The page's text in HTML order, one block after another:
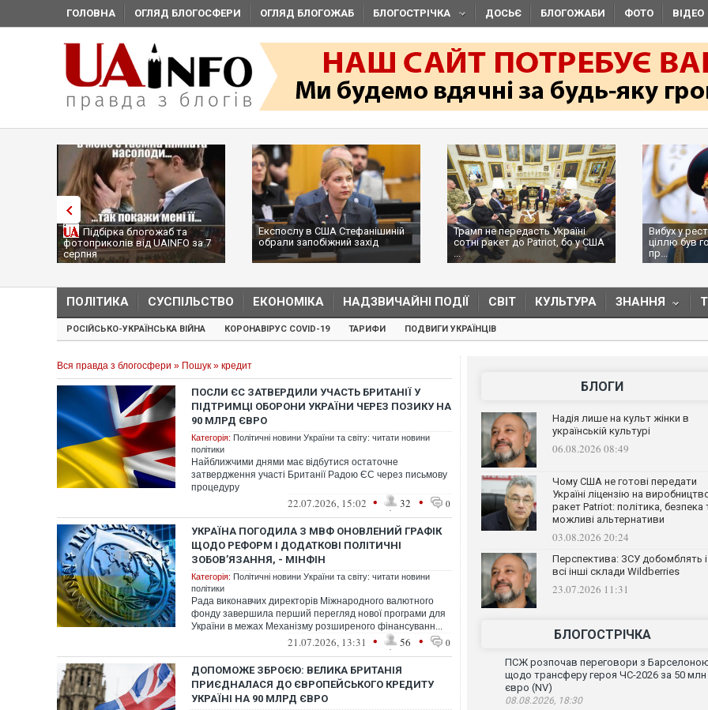
ГОЛОВНА ОГЛЯД БЛОГОСФЕРИ ОГЛЯД БЛОГОЖАБ БЛОГОСТРІЧКА ДОСЬЄ БЛОГОЖАБИ ФОТО ВІДЕО
Підбірка блогожаб та
фотоприколів від UAINFO за 7
серпня
Експослу в США Стефанішиній
обрали запобіжний захід
Трамп не передасть Україні
сотні ракет до Patriot, бо у США
...
Вибух у
ціллю був
пр...
ПОЛІТИКА СУСПІЛЬСТВО ЕКОНОМІКА НАДЗВИЧАЙНІ ПОДІЇ СВІТ КУЛЬТУРА ЗНАННЯ
РОСІЙСЬКО-УКРАЇНСЬКА ВІЙНА КОРОНАВІРУС COVID-19 ТАРИФИ ПОДВИГИ УКРАЇНЦІВ
Вся правда з блогосфери » Пошук » кредит
ПОСЛИ ЄС ЗАТВЕРДИЛИ УЧАСТЬ БРИТАНІЇ У
ПІДТРИМЦІ ОБОРОНИ УКРАЇНИ ЧЕРЕЗ ПОЗИКУ НА
90 МЛРД ЄВРО
Категорія: Політичні новини України та світу: читати новини
політики
Найближчими днями має відбутися остаточне
затвердження участі Британії Радою ЄС через письмову
процедуру
22.07.2026, 15:02 • 32 • 0
УКРАЇНА ПОГОДИЛА З МВФ ОНОВЛЕНИЙ ГРАФІК
ЩОДО РЕФОРМ І ДОДАТКОВІ ПОЛІТИЧНІ
ЗОБОВ’ЯЗАННЯ, - МІНФІН
Категорія: Політичні новини України та світу: читати новини
політики
Рада виконавчих директорів Міжнародного валютного
фонду завершила перший перегляд нової програми для
України в межах Механізму розширеного фінансуванн...
21.07.2026, 13:31 • 56 • 0
ДОПОМОЖЕ ЗБРОЄЮ: ВЕЛИКА БРИТАНІЯ
ПРИЄДНАЛАСЯ ДО ЄВРОПЕЙСЬКОГО КРЕДИТУ
УКРАЇНІ НА 90 МЛРД ЄВРО
БЛОГИ
Надія лише на культ жінки в
українській культурі
06.08.2026 08:49
Чому США не готові передати
Україні ліцензію на
ракет Patriot: політика, безпека
можливі альтернативи
03.08.2026 20:24
Перспектива: ЗСУ добомблять і
всі інші склади Wildberries
23.07.2026 11:31
БЛОГОСТРІЧКА
ПСЖ розпочав переговори з
щодо трансферу героя ЧС-2026 за 50 млн
євро (NV)
08.08.2026, 18:30